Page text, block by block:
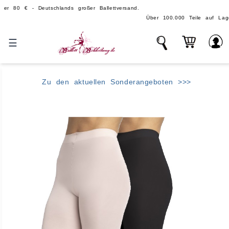
€ - Deutschlands großer Ballettversand.
Über 100.000 Teile auf Lager -
☰
Zu den aktuellen Sonderangeboten >>>